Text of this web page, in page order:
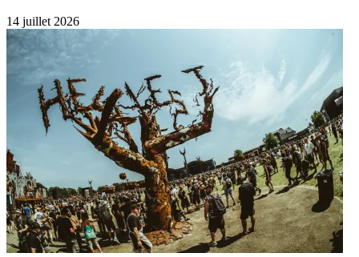
14 juillet 2026